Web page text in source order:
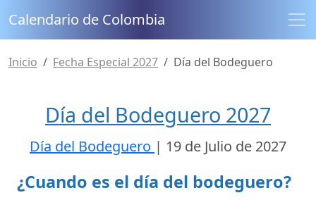
Calendario de Colombia
Inicio Fecha Especial 2027 Día del Bodeguero
Día del Bodeguero 2027
Día del Bodeguero | 19 de Julio de 2027
¿Cuando es el día del bodeguero?